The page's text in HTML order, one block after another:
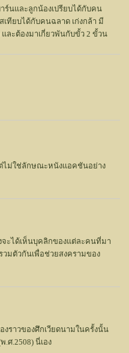
ร์นและลูกน้องเปรียบได้กับคน
ทียบได้กับคนฉลาด เก่งกล้า มี
ละต้องมาเกี่ยวพันกับขั้ว 2 ขั้วน
ต่ไม่ใช่ลักษณะหนังแอคชันอย่าง
จะได้เห็นบุคลิกของแต่ละคนที่มา
มตัวกันเพื่อช่วยสงครามของ
องราวของศึกเวียดนามในครั้งนั้น
ศ.2508) นี่เอง